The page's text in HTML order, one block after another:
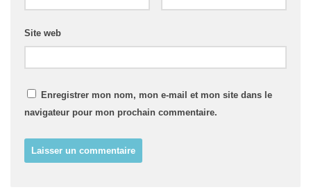
Site web
Enregistrer mon nom, mon e-mail et mon site dans le
navigateur pour mon prochain commentaire.